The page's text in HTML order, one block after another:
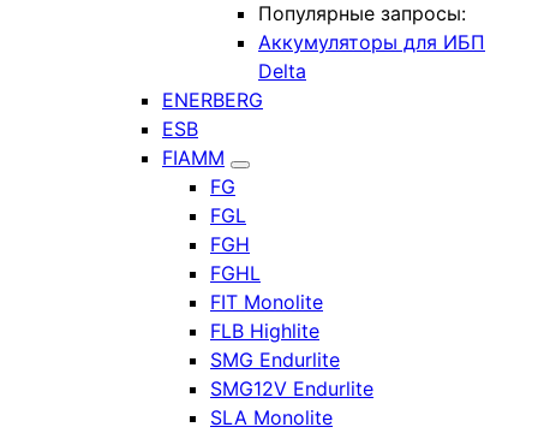
Популярные запросы:
Аккумуляторы для ИБП
Delta
ENERBERG
ESB
FIAMM
FG
FGL
FGH
FGHL
FIT Monolite
FLB Highlite
SMG Endurlite
SMG12V Endurlite
SLA Monolite